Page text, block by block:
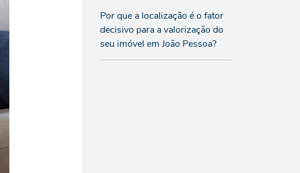
Por que a localização é o fator
decisivo para a valorização do
seu imóvel em João Pessoa?